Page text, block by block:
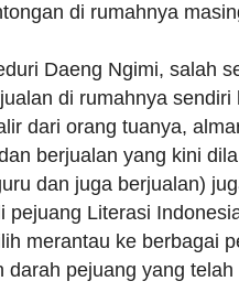
di rumahnya
Daeng Ngimi, salah
di rumahnya
dari orang tuanya,
berjualan yang kini
dan juga berjualan)
pejuang Literasi
merantau ke berbagai
darah pejuang yang